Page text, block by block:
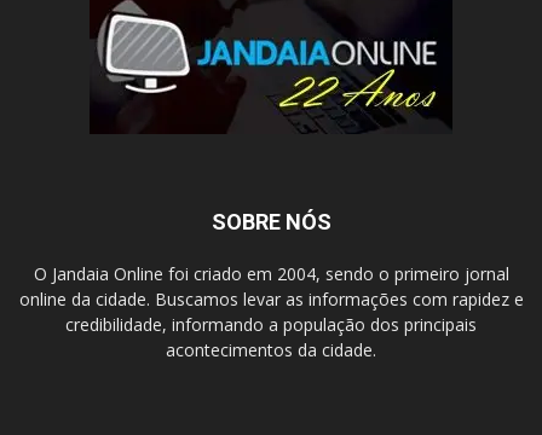
SOBRE NÓS
O Jandaia Online foi criado em 2004, sendo o primeiro jornal
online da cidade. Buscamos levar as informações com rapidez e
credibilidade, informando a população dos principais
acontecimentos da cidade.